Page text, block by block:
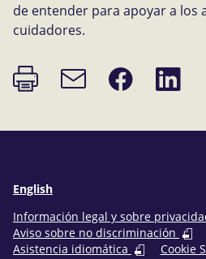
de entender para apoyar a los
cuidadores.
Imprimir
página
Enlace
de
Compartir
en en
English
Información legal y sobre
Aviso sobre no discriminación
Asistencia idiomática
Cookie